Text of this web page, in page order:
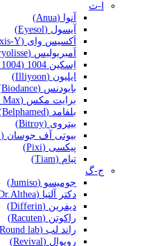
ا-ث
آنوا (Anua)
آیسول (Eyesol)
اَکسیس وای (Axis-Y)
اَمبریولیس (Embryolisse)
اِسکین 1004 (SKIN 1004)
ایلیون (Illiyoon)
بایودنس (Biodance)
برایت مکس (Bright Max)
بلفامد (Belphamed)
بیتروی (Bitroy)
بیوتی آف جوسان (Beauty of Joseon)
پیکسی (Pixi)
تیام (Tiam)
ج-گ
جومیسو (Jumiso)
دکتر آلتیا (Dr.Althea)
دیفرین (Differin)
راکوتن (Racuten)
راند لب (Round lab)
رویوال (Revival)